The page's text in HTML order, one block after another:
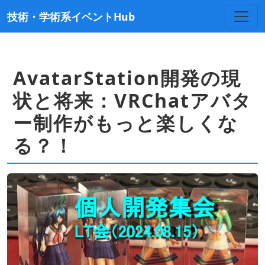
技術・学術系イベントHub
AvatarStation開発の現
状と将来：VRChatアバタ
ー制作がもっと楽しくな
る？！